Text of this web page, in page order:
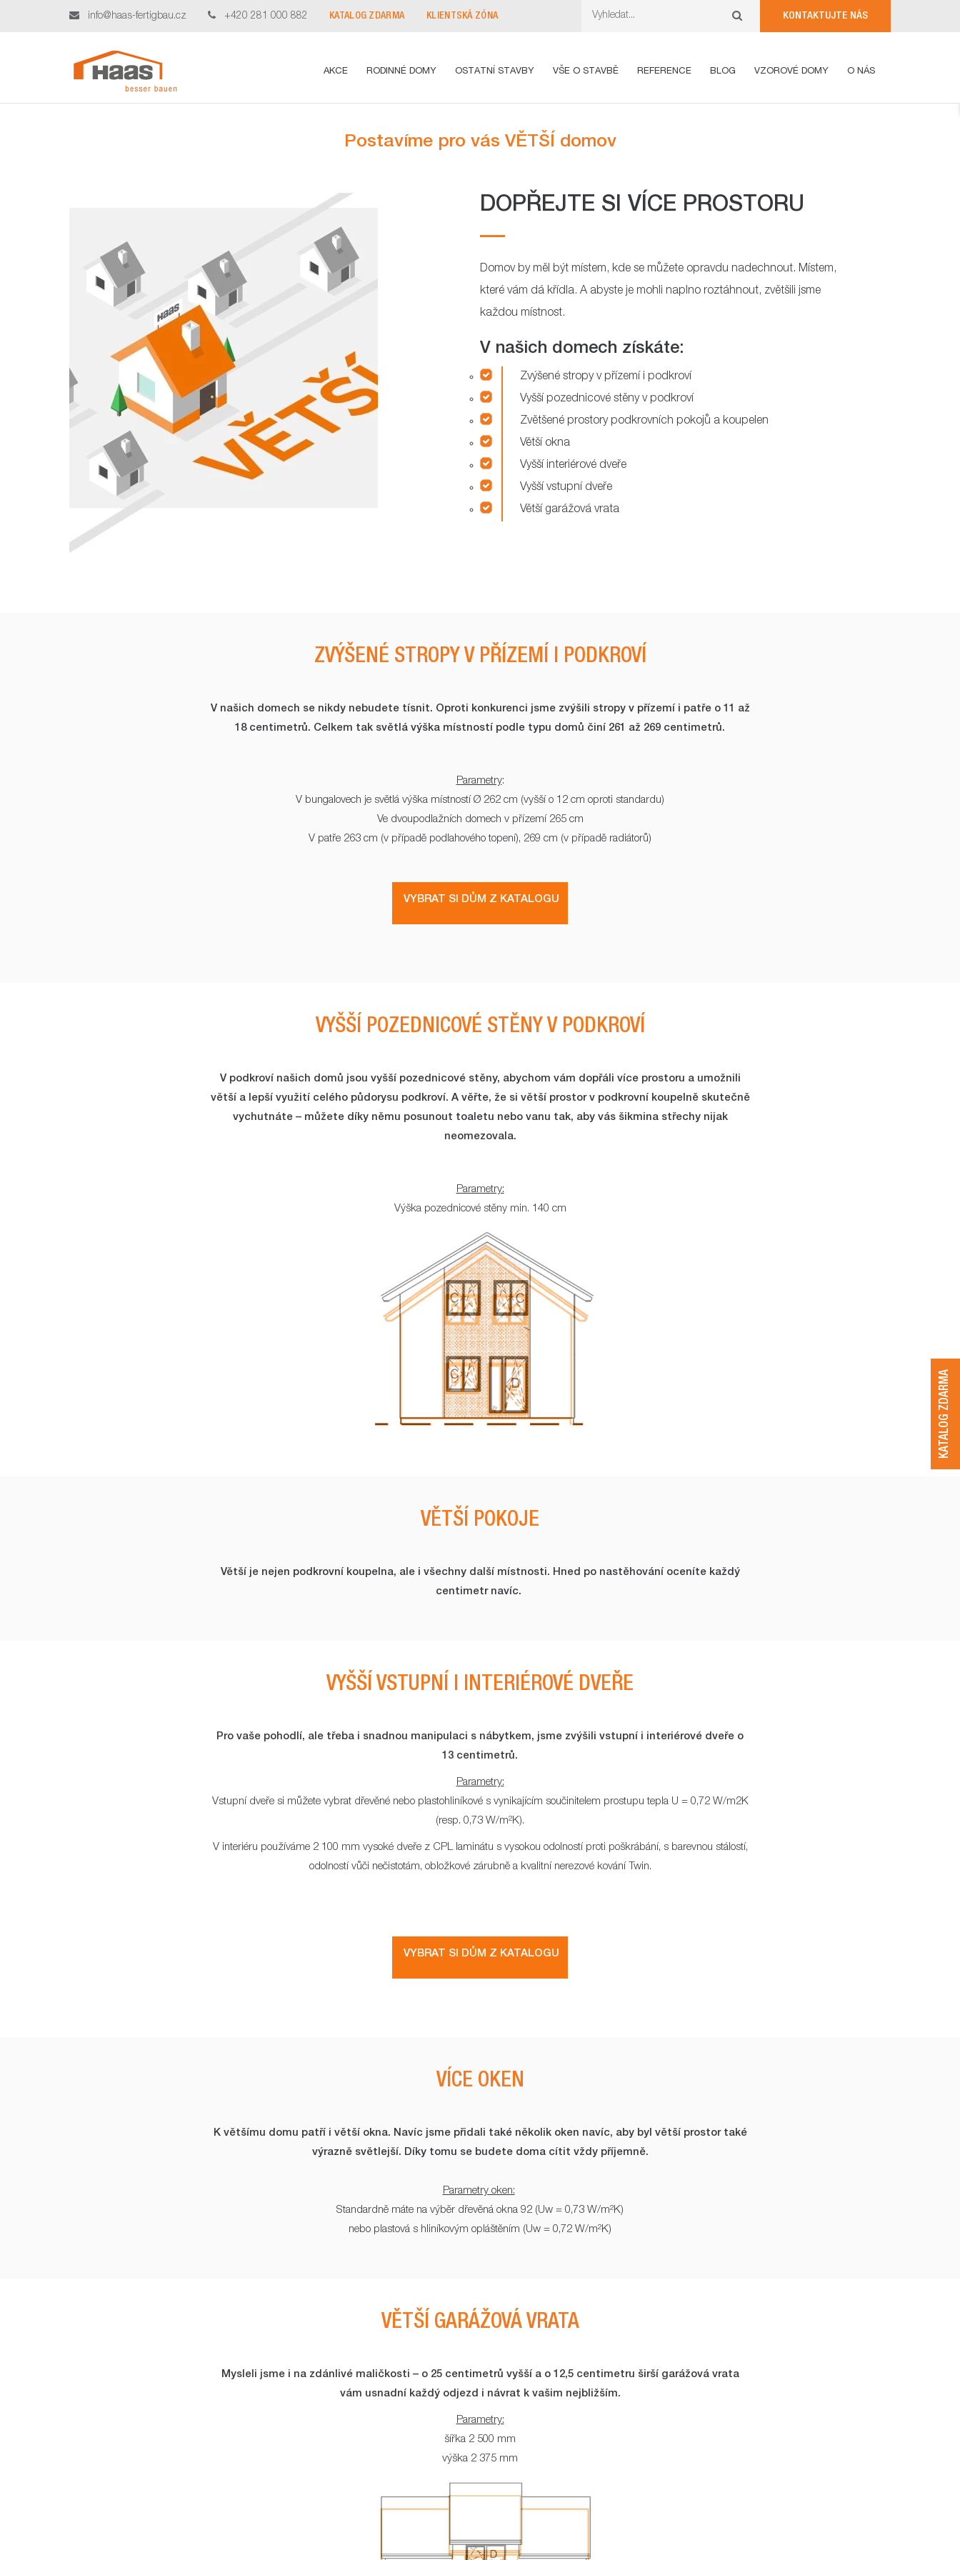
info@haas-fertigbau.cz +420 281 000 882 KATALOG ZDARMA KLIENTSKÁ ZÓNA KONTAKTUJTE NÁS
AKCE RODINNÉ DOMY OSTATNÍ STAVBY VŠE O STAVBĚ REFERENCE BLOG VZOROVÉ DOMY O NÁS
Postavíme pro vás VĚTŠÍ domov
DOPŘEJTE SI VÍCE PROSTORU
Domov by měl být místem, kde se můžete opravdu nadechnout. Místem,
které vám dá křídla. A abyste je mohli naplno roztáhnout, zvětšili jsme
každou místnost.
V našich domech získáte:
Zvýšené stropy v přízemí i podkroví
Vyšší pozednicové stěny v podkroví
Zvětšené prostory podkrovních pokojů a koupelen
Větší okna
Vyšší interiérové dveře
Vyšší vstupní dveře
Větší garážová vrata
ZVÝŠENÉ STROPY V PŘÍZEMÍ I PODKROVÍ
V našich domech se nikdy nebudete tísnit. Oproti konkurenci jsme zvýšili stropy v přízemí i patře o 11 až
18 centimetrů. Celkem tak světlá výška místností podle typu domů činí 261 až 269 centimetrů.
Parametry:
V bungalovech je světlá výška místností Ø 262 cm (vyšší o 12 cm oproti standardu)
Ve dvoupodlažních domech v přízemí 265 cm
V patře 263 cm (v případě podlahového topení), 269 cm (v případě radiátorů)
VYBRAT SI DŮM Z KATALOGU
VYŠŠÍ POZEDNICOVÉ STĚNY V PODKROVÍ
V podkroví našich domů jsou vyšší pozednicové stěny, abychom vám dopřáli více prostoru a umožnili
větší a lepší využití celého půdorysu podkroví. A věřte, že si větší prostor v podkrovní koupelně skutečně
vychutnáte – můžete díky němu posunout toaletu nebo vanu tak, aby vás šikmina střechy nijak
neomezovala.
Parametry:
Výška pozednicové stěny min. 140 cm
VĚTŠÍ POKOJE
Větší je nejen podkrovní koupelna, ale i všechny další místnosti. Hned po nastěhování oceníte každý
centimetr navíc.
VYŠŠÍ VSTUPNÍ I INTERIÉROVÉ DVEŘE
Pro vaše pohodlí, ale třeba i snadnou manipulaci s nábytkem, jsme zvýšili vstupní i interiérové dveře o
13 centimetrů.
Parametry:
Vstupní dveře si můžete vybrat dřevěné nebo plastohliníkové s vynikajícím součinitelem prostupu tepla U = 0,72 W/m2K
(resp. 0,73 W/m²K).
V interiéru používáme 2 100 mm vysoké dveře z CPL laminátu s vysokou odolností proti poškrábání, s barevnou stálostí,
odolností vůči nečistotám, obložkové zárubně a kvalitní nerezové kování Twin.
VYBRAT SI DŮM Z KATALOGU
VÍCE OKEN
K většímu domu patří i větší okna. Navíc jsme přidali také několik oken navíc, aby byl větší prostor také
výrazně světlejší. Díky tomu se budete doma cítit vždy příjemně.
Parametry oken:
Standardně máte na výběr dřevěná okna 92 (Uw = 0,73 W/m²K)
nebo plastová s hliníkovým opláštěním (Uw = 0,72 W/m²K)
VĚTŠÍ GARÁŽOVÁ VRATA
Mysleli jsme i na zdánlivé maličkosti – o 25 centimetrů vyšší a o 12,5 centimetru širší garážová vrata
vám usnadní každý odjezd i návrat k vašim nejbližším.
Parametry:
šířka 2 500 mm
výška 2 375 mm
KATALOG ZDARMA